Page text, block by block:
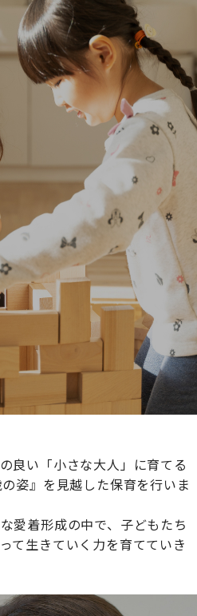
作り～にじ組～2026.08.0
ループは女性が安心して働き
組んでおり、厚生労働省の
良い「小さな大人」に育てる
姿』を見越した保育を行いま
愛着形成の中で、子どもたち
て生きていく力を育てていき